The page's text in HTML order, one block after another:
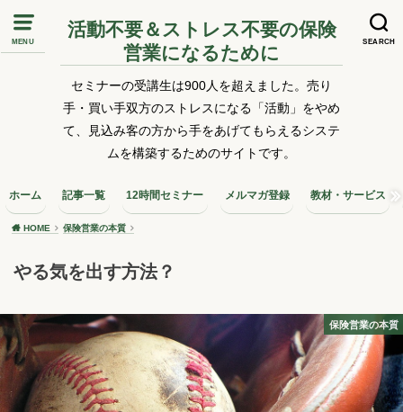
MENU SEARCH
活動不要＆ストレス不要の保険
営業になるために
セミナーの受講生は900人を超えました。売り
手・買い手双方のストレスになる「活動」をやめ
て、見込み客の方から手をあげてもらえるシステ
ムを構築するためのサイトです。
ホーム 記事一覧 12時間セミナー メルマガ登録 教材・サービス
HOME 保険営業の本質
やる気を出す方法？
保険営業の本質